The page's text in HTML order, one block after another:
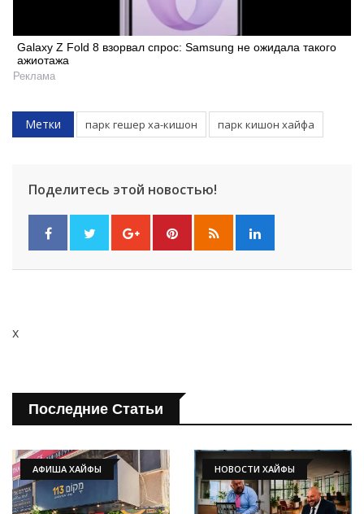
Galaxy Z Fold 8 взорвал спрос: Samsung не ожидала такого
ажиотажа
Реклама
Метки парк гешер ха-кишон парк кишон хайфа
Поделитесь этой новостью!
x
Последние Статьи
АФИША ХАЙФЫ НОВОСТИ ХАЙФЫ